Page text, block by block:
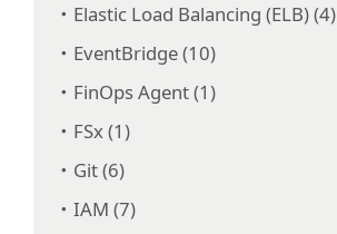
Elastic Load Balancing (ELB) (4)
EventBridge (10)
FinOps Agent (1)
FSx (1)
Git (6)
IAM (7)